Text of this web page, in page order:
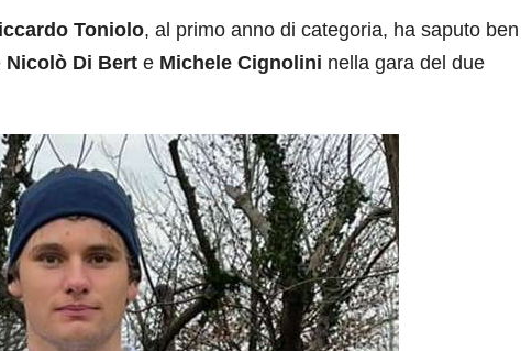
Toniolo, al primo anno di categoria, ha saputo ben
Nicolò Di Bert e Michele Cignolini nella gara del due